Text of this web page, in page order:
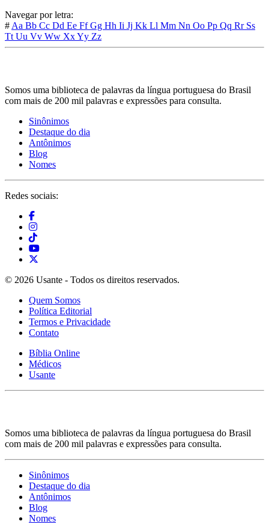
Navegar por letra:
# Aa Bb Cc Dd Ee FfGg Hh Ii Jj Kk Ll Mm Nn Oo Pp Qq Rr Ss
Tt Uu Vv Ww XxYy Zz
Somos uma biblioteca de palavras da língua portuguesa do Brasil
com mais de 200 mil palavras e expressões para consulta.
Sinônimos
Destaque do dia
Antônimos
Blog
Nomes
Redes sociais:
© 2026 Usante - Todos os direitos reservados.
Quem Somos
Política Editorial
Termos e Privacidade
Contato
Bíblia Online
Médicos
Usante
Somos uma biblioteca de palavras da língua portuguesa do Brasil
com mais de 200 mil palavras e expressões para consulta.
Sinônimos
Destaque do dia
Antônimos
Blog
Nomes